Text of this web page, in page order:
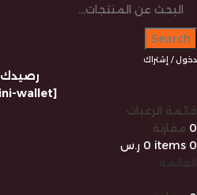
Search
دخول / إشتراك
رصيدك
[mini-wallet]
قائمة الرغبات
0 مقارنة
0
items
0 ر.س
القائمة